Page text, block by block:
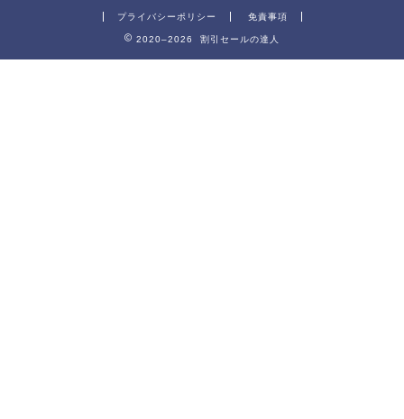
プライバシーポリシー 免責事項
2020–2026 割引セールの達人